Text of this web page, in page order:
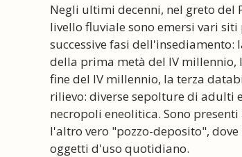
Negli ultimi decenni, nel greto del
livello fluviale sono emersi vari
successive fasi
della prima metà del IV millennio,
fine del IV millennio, la terza
rilievo: diverse sepolture di adulti
necropoli eneolitica. Sono
l'altro vero "pozzo-deposito",
oggetti d'uso quotidiano.